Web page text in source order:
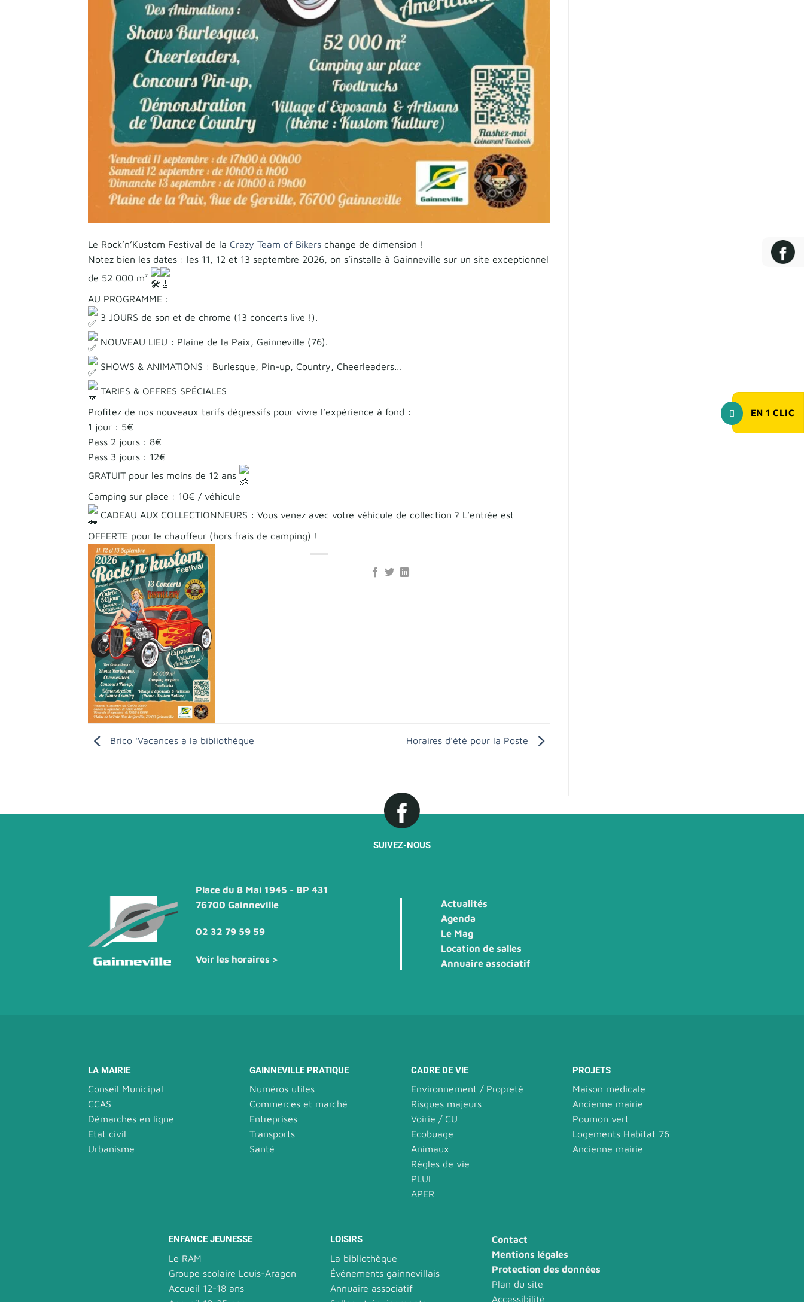
EN1 CLIC
Le Rock’n’Kustom Festival de la Crazy Team of Bikers change de dimension !
Notez bien les dates : les 11, 12 et 13 septembre 2026, on s’installe à Gainneville sur un site exceptionnel
de 52 000 m²
​AU PROGRAMME :
3 JOURS de son et de chrome (13 concerts live !).
NOUVEAU LIEU : Plaine de la Paix, Gainneville (76).
SHOWS & ANIMATIONS : Burlesque, Pin-up, Country, Cheerleaders…
TARIFS & OFFRES SPÉCIALES
​Profitez de nos nouveaux tarifs dégressifs pour vivre l’expérience à fond :
​1 jour : 5€
​Pass 2 jours : 8€
​Pass 3 jours : 12€
​GRATUIT pour les moins de 12 ans
​Camping sur place : 10€ / véhicule
CADEAU AUX COLLECTIONNEURS : Vous venez avec votre véhicule de collection ? L’entrée est
OFFERTE pour le chauffeur (hors frais de camping) !
Brico ‘Vacances à la bibliothèque Horaires d’été pour la Poste
SUIVEZ-NOUS
Place du 8 Mai 1945 - BP 431
76700 Gainneville
02 32 79 59 59
Voir les horaires >
Actualités
Agenda
Le Mag
Location de salles
Annuaire associatif
LA MAIRIE
Conseil Municipal
CCAS
Démarches en ligne
Etat civil
Urbanisme
GAINNEVILLE PRATIQUE
Numéros utiles
Commerces et marché
Entreprises
Transports
Santé
CADRE DE VIE
Environnement / Propreté
Risques majeurs
Voirie / CU
Ecobuage
Animaux
Règles de vie
PLUI
APER
PROJETS
Maison médicale
Ancienne mairie
Poumon vert
Logements Habitat 76
Ancienne mairie
ENFANCE JEUNESSE
Le RAM
Groupe scolaire Louis-Aragon
Accueil 12-18 ans
LOISIRS
La bibliothèque
Événements gainnevillais
Annuaire associatif
Contact
Mentions légales
Protection des données
Plan du site
Accessibilité